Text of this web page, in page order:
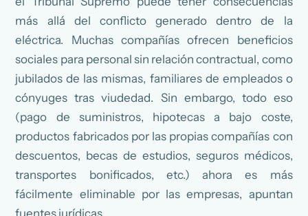
más allá del conflicto generado dentro de la
eléctrica. Muchas compañías ofrecen beneficios
sociales para personal sin relación contractual, como
jubilados de las mismas, familiares de empleados o
cónyuges tras viudedad. Sin embargo, todo eso
(pago de suministros, hipotecas a bajo coste,
productos fabricados por las propias compañías con
descuentos, becas de estudios, seguros médicos,
transportes bonificados, etc.) ahora es más
fácilmente eliminable por las empresas, apuntan
fuentes jurídicas.